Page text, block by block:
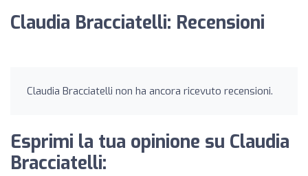
Claudia Bracciatelli: Recensioni
Claudia Bracciatelli non ha ancora ricevuto recensioni.
Esprimi la tua opinione su Claudia
Bracciatelli: